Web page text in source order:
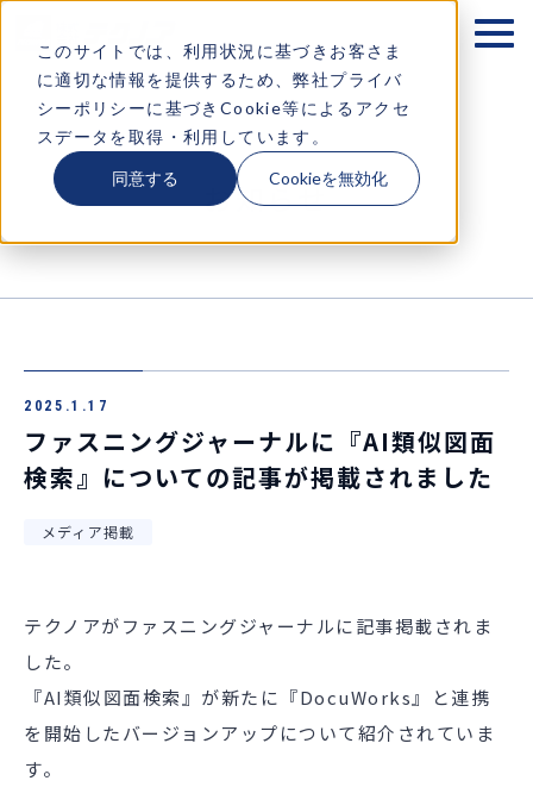
このサイトでは、利用状況に基づきお客さま
に適切な情報を提供するため、弊社プライバ
シーポリシーに基づきCookie等によるアクセ
スデータを取得・利用しています。
同意する Cookieを無効化
企業情報
ソリューション
お知らせ
お問い合わせ
お知らせ
2025.1.17
ファスニングジャーナルに『AI類似図面
検索』についての記事が掲載されました
メディア掲載
テクノアがファスニングジャーナルに記事掲載されま
した。
『AI類似図面検索』が新たに『DocuWorks』と連携
を開始したバージョンアップについて紹介されていま
す。